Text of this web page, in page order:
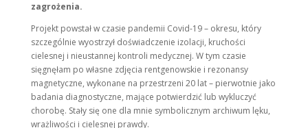
zagrożenia.
Projekt powstał w czasie pandemii Covid-19 – okresu, który
szczególnie wyostrzył doświadczenie izolacji, kruchości
cielesnej i nieustannej kontroli medycznej. W tym czasie
sięgnęłam po własne zdjęcia rentgenowskie i rezonansy
magnetyczne, wykonane na przestrzeni 20 lat – pierwotnie jako
badania diagnostyczne, mające potwierdzić lub wykluczyć
chorobę. Stały się one dla mnie symbolicznym archiwum lęku,
wrażliwości i cielesnej prawdy.